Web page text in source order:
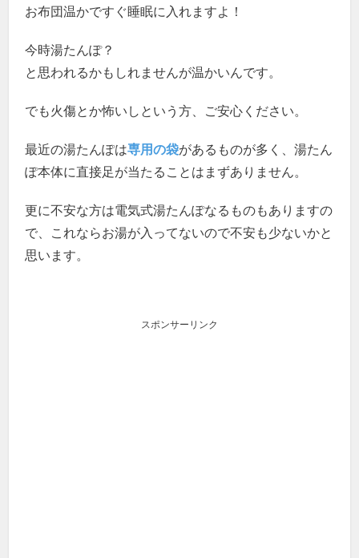
お布団温かですぐ睡眠に入れますよ！
今時湯たんぽ？
と思われるかもしれませんが温かいんです。
でも火傷とか怖いしという方、ご安心ください。
最近の湯たんぽは専用の袋があるものが多く、湯たん
ぽ本体に直接足が当たることはまずありません。
更に不安な方は電気式湯たんぽなるものもありますの
で、これならお湯が入ってないので不安も少ないかと
思います。
スポンサーリンク